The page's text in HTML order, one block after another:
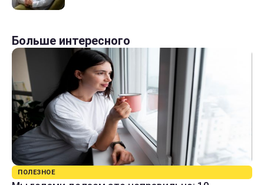
Больше интересного
ПОЛЕЗНОЕ